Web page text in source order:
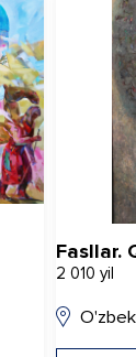
Fasllar.
2 010 yil